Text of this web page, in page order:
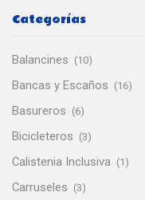
Categorías
Balancines (10)
Bancas y Escaños (16)
Basureros (6)
Bicicleteros (3)
Calistenia Inclusiva (1)
Carruseles (3)